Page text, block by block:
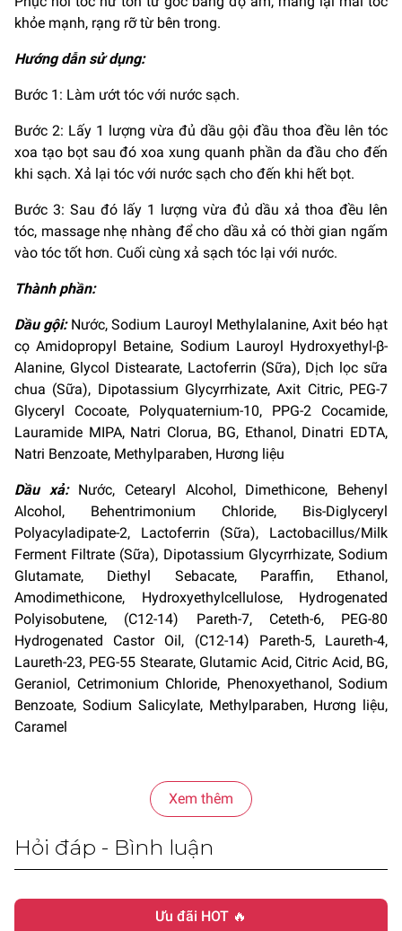
khỏe mạnh, rạng rỡ từ bên trong.
Hướng dẫn sử dụng:
Bước 1: Làm ướt tóc với nước sạch.
Bước 2: Lấy 1 lượng vừa đủ dầu gội đầu thoa đều lên tóc
xoa tạo bọt sau đó xoa xung quanh phần da đầu cho đến
khi sạch. Xả lại tóc với nước sạch cho đến khi hết bọt.
Bước 3: Sau đó lấy 1 lượng vừa đủ dầu xả thoa đều lên
tóc, massage nhẹ nhàng để cho dầu xả có thời gian ngấm
vào tóc tốt hơn. Cuối cùng xả sạch tóc lại với nước.
Thành phần:
Dầu gội: Nước, Sodium Lauroyl Methylalanine, Axit béo hạt
cọ Amidopropyl Betaine, Sodium Lauroyl Hydroxyethyl-β-
Alanine, Glycol Distearate, Lactoferrin (Sữa), Dịch lọc sữa
chua (Sữa), Dipotassium Glycyrrhizate, Axit Citric, PEG-7
Glyceryl Cocoate, Polyquaternium-10, PPG-2 Cocamide,
Lauramide MIPA, Natri Clorua, BG, Ethanol, Dinatri EDTA,
Natri Benzoate, Methylparaben, Hương liệu
Dầu xả: Nước, Cetearyl Alcohol, Dimethicone, Behenyl
Alcohol, Behentrimonium Chloride, Bis-Diglyceryl
Polyacyladipate-2, Lactoferrin (Sữa), Lactobacillus/Milk
Ferment Filtrate (Sữa), Dipotassium Glycyrrhizate, Sodium
Glutamate, Diethyl Sebacate, Paraffin, Ethanol,
Amodimethicone, Hydroxyethylcellulose, Hydrogenated
Polyisobutene, (C12-14) Pareth-7, Ceteth-6, PEG-80
Hydrogenated Castor Oil, (C12-14) Pareth-5, Laureth-4,
Laureth-23, PEG-55 Stearate, Glutamic Acid, Citric Acid, BG,
Geraniol, Cetrimonium Chloride, Phenoxyethanol, Sodium
Benzoate, Sodium Salicylate, Methylparaben, Hương liệu,
Caramel
Xem thêm
Hỏi đáp - Bình luận
Ưu đãi HOT 🔥